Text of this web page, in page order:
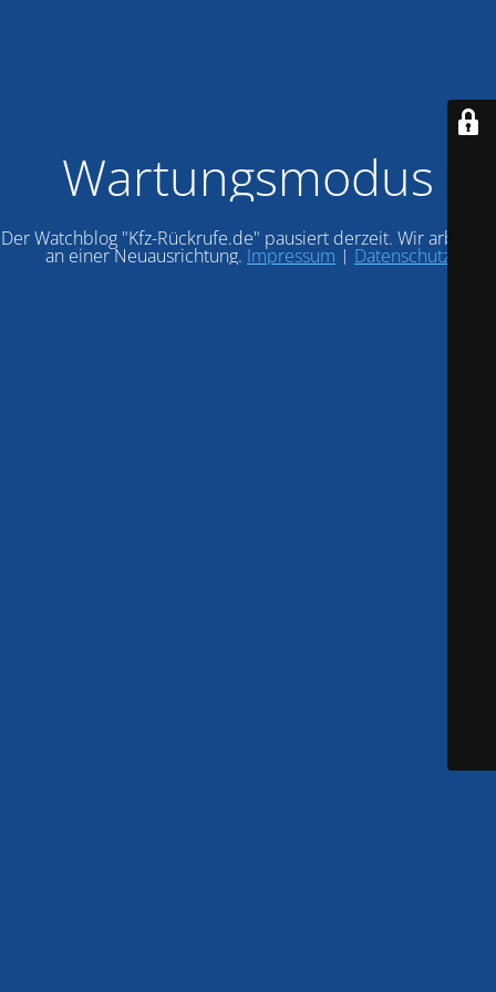
Wartungsmodus
Der Watchblog "Kfz-Rückrufe.de" pausiert derzeit. Wir arbeiten
an einer Neuausrichtung. Impressum | Datenschutz